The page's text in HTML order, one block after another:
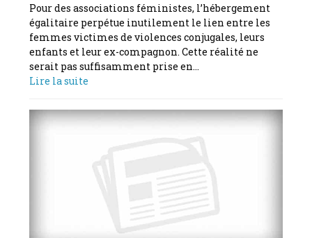
Pour des associations féministes, l’hébergement
égalitaire perpétue inutilement le lien entre les
femmes victimes de violences conjugales, leurs
enfants et leur ex-compagnon. Cette réalité ne
serait pas suffisamment prise en…
Lire la suite